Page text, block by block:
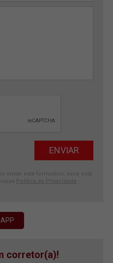
enviar este formulário, você está
Política de Privacidade
corretor(a)!